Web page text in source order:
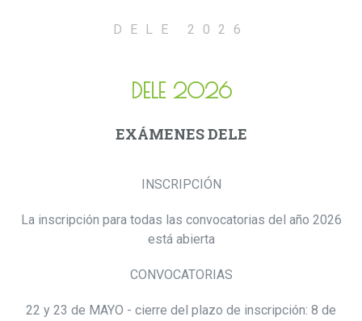
DELE 2026
DELE 2026
EXÁMENES DELE
INSCRIPCIÓN
La inscripción para todas las convocatorias del año 2026
está abierta
CONVOCATORIAS
22 y 23 de MAYO - cierre del plazo de inscripción: 8 de